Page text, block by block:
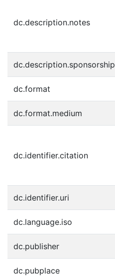
dc.description.notes
dc.description.sponsorship
dc.format
dc.format.medium
dc.identifier.citation
dc.identifier.uri
dc.language.iso
dc.publisher
dc.pubplace